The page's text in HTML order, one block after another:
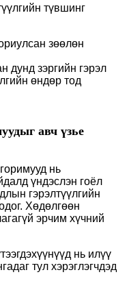
түвшинг
зөөлөн
дунд зэргийн гэрэл
өндөр тод
авч үзье
нь
үндэслэн гоёл
гэрэлтүүлгийн
Хөдөлгөөн
эрчим хүчний
нь илүү
тул хэрэглэгчдэд